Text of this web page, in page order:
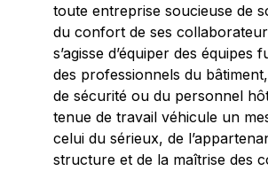
toute entreprise soucieuse de
du confort de ses
s’agisse d’équiper des équipes
des professionnels du
de sécurité ou du personnel
tenue de travail véhicule un
celui du sérieux, de
structure et de la maîtrise des